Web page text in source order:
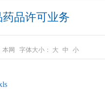
药品许可业务
本网 字体大小： 大 中 小